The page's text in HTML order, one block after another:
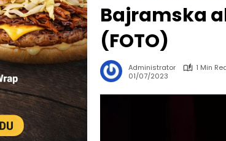
Bajramska
(FOTO)
Administrator
1 Min
01/07/2023